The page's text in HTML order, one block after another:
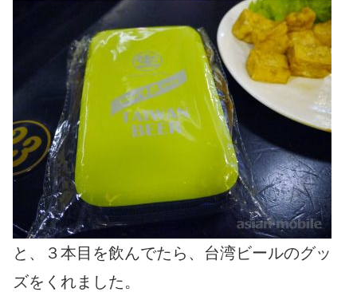
と、３本目を飲んでたら、台湾ビールのグッ
ズをくれました。